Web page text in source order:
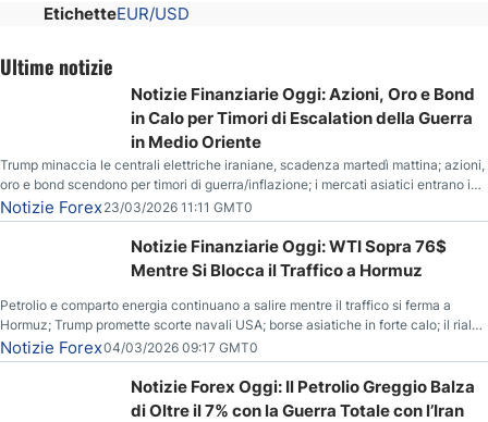
EtichetteEUR/USD
Ultime notizie
Notizie Finanziarie Oggi: Azioni, Oro e Bond
in Calo per Timori di Escalation della Guerra
in Medio Oriente
Trump minaccia le centrali elettriche iraniane, scadenza martedì mattina; azioni,
oro e bond scendono per timori di guerra/inflazione; i mercati asiatici entrano in
correzione; il petrolio greggio resta stabile.
Notizie Forex23/03/2026 11:11 GMT0
Notizie Finanziarie Oggi: WTI Sopra 76$
Mentre Si Blocca il Traffico a Hormuz
Petrolio e comparto energia continuano a salire mentre il traffico si ferma a
Hormuz; Trump promette scorte navali USA; borse asiatiche in forte calo; il rialzo
del gas naturale mette pressione all’euro.
Notizie Forex04/03/2026 09:17 GMT0
Notizie Forex Oggi: Il Petrolio Greggio Balza
di Oltre il 7% con la Guerra Totale con l’Iran